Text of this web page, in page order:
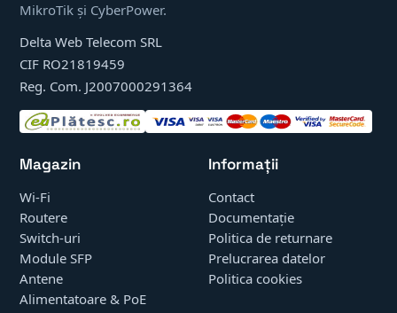
MikroTik și CyberPower.
Delta Web Telecom SRL
CIF RO21819459
Reg. Com. J2007000291364
Magazin
Wi-Fi
Routere
Switch-uri
Module SFP
Antene
Alimentatoare & PoE
Informații
Contact
Documentație
Politica de returnare
Prelucrarea datelor
Politica cookies